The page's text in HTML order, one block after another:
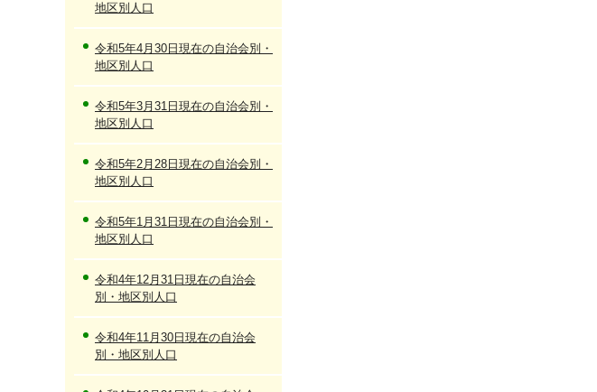
地区別人口
令和5年4月30日現在の自治会別・
地区別人口
令和5年3月31日現在の自治会別・
地区別人口
令和5年2月28日現在の自治会別・
地区別人口
令和5年1月31日現在の自治会別・
地区別人口
令和4年12月31日現在の自治会
別・地区別人口
令和4年11月30日現在の自治会
別・地区別人口